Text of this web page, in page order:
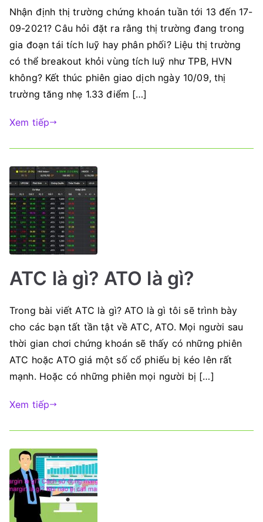
Nhận định thị trường chứng khoán tuần tới 13 đến 17-
09-2021? Câu hỏi đặt ra rằng thị trường đang trong
gia đoạn tái tích luỹ hay phân phối? Liệu thị trường
có thể breakout khỏi vùng tích luỹ như TPB, HVN
không? Kết thúc phiên giao dịch ngày 10/09, thị
trường tăng nhẹ 1.33 điểm […]
Xem tiếp
ATC là gì? ATO là gì?
Trong bài viết ATC là gì? ATO là gì tôi sẽ trình bày
cho các bạn tất tần tật về ATC, ATO. Mọi người sau
thời gian chơi chứng khoán sẽ thấy có những phiên
ATC hoặc ATO giá một số cổ phiếu bị kéo lên rất
mạnh. Hoặc có những phiên mọi người bị […]
Xem tiếp